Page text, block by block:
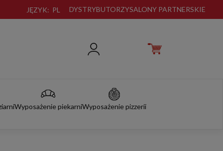
JĘZYK: PL DYSTRYBUTORZYSALONY PARTNERSKIE
Wyposażenie piekarniWyposażenie pizzerii